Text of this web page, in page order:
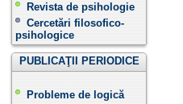
Revista de psihologie
Cercetări filosofico-
psihologice
PUBLICAŢII PERIODICE
Probleme de logică